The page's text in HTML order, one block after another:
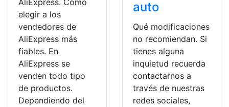
elegir a los
vendedores de
AliExpress más
fiables. En
AliExpress se
venden todo tipo
de productos.
Dependiendo del
auto
Qué modificaciones
no recomiendan. Si
tienes alguna
inquietud recuerda
contactarnos a
través de nuestras
redes sociales,